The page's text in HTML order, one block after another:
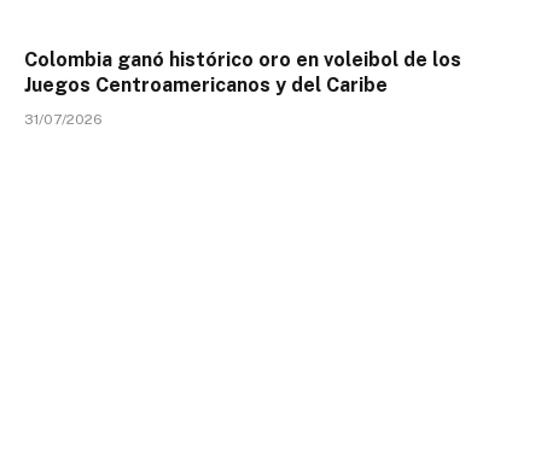
Colombia ganó histórico oro en voleibol de los
Juegos Centroamericanos y del Caribe
31/07/2026